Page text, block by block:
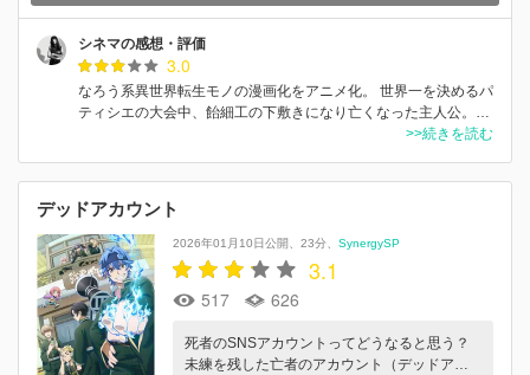
シネマの感想・評価
3.0
なろう系異世界転生モノの漫画化をアニメ化。 世界一を決めるパ
ティシエの大会中、飴細工の下敷きになり亡くなった主人公。…
>>続きを読む
デッドアカウント
2026年01月10日公開 23分 SynergySP
3.1
517 626
死者のSNSアカウントってどうなると思う？
未練を残した亡者のアカウント（デッドア…